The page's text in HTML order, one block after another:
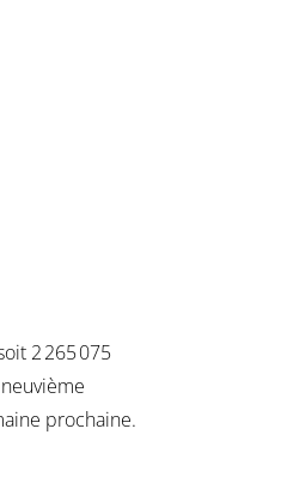
2 265 075
prochaine.